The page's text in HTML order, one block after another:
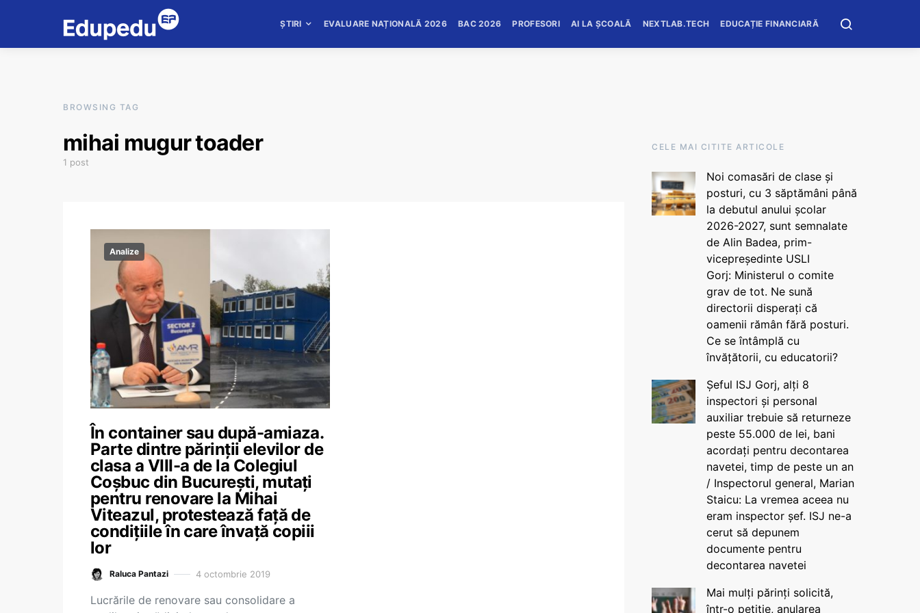
ȘTIRI EVALUARE NAȚIONALĂ 2026 BAC 2026 PROFESORI AI LA ȘCOALĂ NEXTLAB.TECH EDUCAȚIE FINANCIARĂ
BROWSING TAG
mihai mugur toader
1 post
Analize
În container sau după-amiaza.
Parte dintre părinții elevilor de
clasa a VIII-a de la Colegiul
Coșbuc din București, mutați
pentru renovare la Mihai
Viteazul, protestează față de
condițiile în care învață copiii
lor
Raluca Pantazi 4 octombrie 2019
Lucrările de renovare sau consolidare a
CELE MAI CITITE ARTICOLE
Noi comasări de clase și
posturi, cu 3 săptămâni până
la debutul anului școlar
2026-2027, sunt semnalate
de Alin Badea, prim-
vicepreședinte USLI
Gorj: Ministerul o comite
grav de tot. Ne sună
directorii disperați că
oamenii rămân fără posturi.
Ce se întâmplă cu
învățătorii, cu educatorii?
Șeful ISJ Gorj, alți 8
inspectori și personal
auxiliar trebuie să returneze
peste 55.000 de lei, bani
acordați pentru decontarea
navetei, timp de peste un an
/ Inspectorul general, Marian
Staicu: La vremea aceea nu
eram inspector șef. ISJ ne-a
cerut să depunem
documente pentru
decontarea navetei
Mai mulți părinți solicită,
într-o petiție, anularea